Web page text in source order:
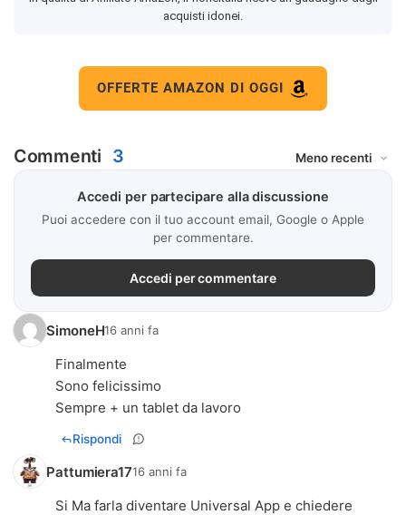
acquisti idonei.
OFFERTE AMAZON DI OGGI
Commenti 3
Accedi per partecipare alla discussione
Puoi accedere con il tuo account email, Google o Apple
per commentare.
Accedi per commentare
SimoneH16 anni fa
Finalmente
Sono felicissimo
Sempre + un tablet da lavoro
Rispondi
Pattumiera1716 anni fa
Si Ma farla diventare Universal App e chiedere